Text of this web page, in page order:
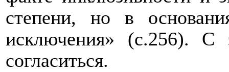
степени, но в
исключения» (с.256). С
согласиться.